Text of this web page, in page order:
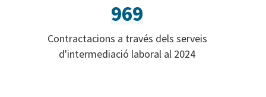
969
Contractacions a través dels serveis
d'intermediació laboral al 2024